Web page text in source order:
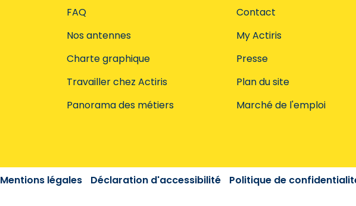
FAQ
Nos antennes
Charte graphique
Travailler chez Actiris
Panorama des métiers
Contact
My Actiris
Presse
Plan du site
Marché de l'emploi
Mentions légales Déclaration d'accessibilité Politique de